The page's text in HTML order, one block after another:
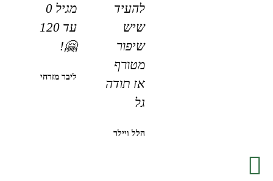
להעיד
שיש
שיפור
מטורף
אז תודה
גל
הלל ויילר
מגיל 0
עד 120
🤗!
ליבר מזרחי